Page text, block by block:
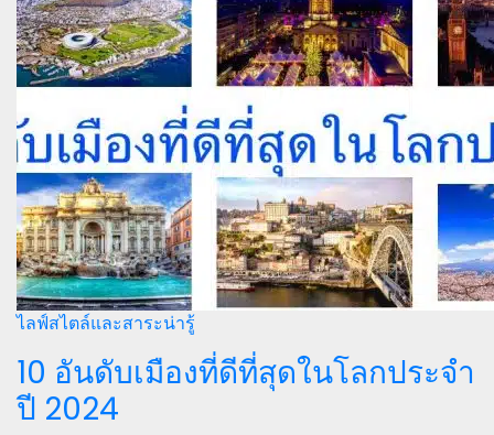
ไลฟ์สไตล์และสาระน่ารู้
10 อันดับเมืองที่ดีที่สุดในโลกประจำ
ปี 2024